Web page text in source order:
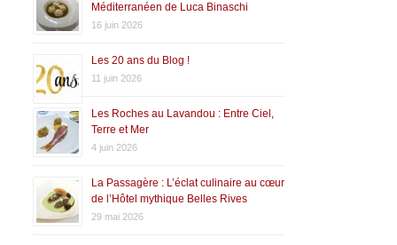
Méditerranéen de Luca Binaschi
16 juin 2026
Les 20 ans du Blog !
11 juin 2026
Les Roches au Lavandou : Entre Ciel,
Terre et Mer
4 juin 2026
La Passagère : L’éclat culinaire au cœur
de l’Hôtel mythique Belles Rives
29 mai 2026